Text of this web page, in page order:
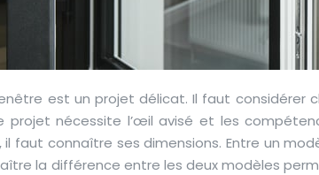
est un projet délicat. Il faut considérer
projet nécessite l’œil avisé et les
il faut connaître ses dimensions. Entre un
la différence entre les deux modèles